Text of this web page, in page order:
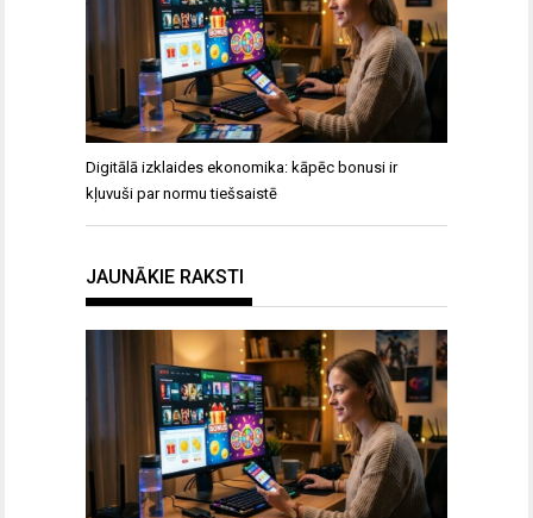
Digitālā izklaides ekonomika: kāpēc bonusi ir
kļuvuši par normu tiešsaistē
JAUNĀKIE RAKSTI